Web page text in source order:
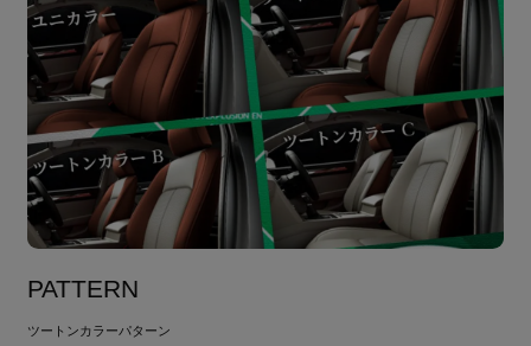
PATTERN
ツートンカラーパターン